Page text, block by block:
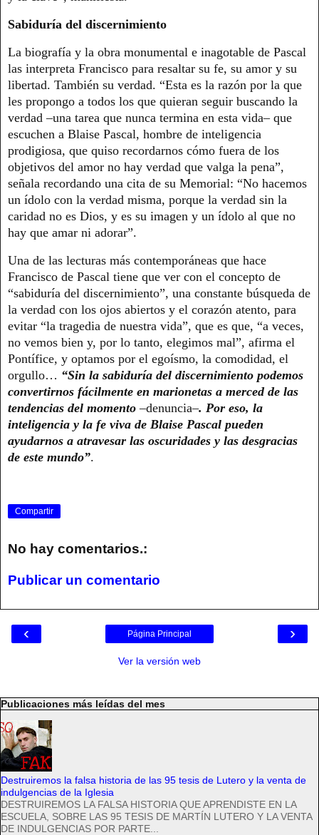
Sabiduría del discernimiento
La biografía y la obra monumental e inagotable de Pascal
las interpreta Francisco para resaltar su fe, su amor y su
libertad. También su verdad. “Esta es la razón por la que
les propongo a todos los que quieran seguir buscando la
verdad –una tarea que nunca termina en esta vida– que
escuchen a Blaise Pascal, hombre de inteligencia
prodigiosa, que quiso recordarnos cómo fuera de los
objetivos del amor no hay verdad que valga la pena”,
señala recordando una cita de su Memorial: “No hacemos
un ídolo con la verdad misma, porque la verdad sin la
caridad no es Dios, y es su imagen y un ídolo al que no
hay que amar ni adorar”.
Una de las lecturas más contemporáneas que hace
Francisco de Pascal tiene que ver con el concepto de
“sabiduría del discernimiento”, una constante búsqueda de
la verdad con los ojos abiertos y el corazón atento, para
evitar “la tragedia de nuestra vida”, que es que, “a veces,
no vemos bien y, por lo tanto, elegimos mal”, afirma el
Pontífice, y optamos por el egoísmo, la comodidad, el
orgullo… “Sin la sabiduría del discernimiento podemos
convertirnos fácilmente en marionetas a merced de las
tendencias del momento–denuncia–. Por eso, la
inteligencia y la fe viva de Blaise Pascal pueden
ayudarnos a atravesar las oscuridades y las desgracias
de este mundo”.
Compartir
No hay comentarios.:
Publicar un comentario
‹ ›
Página Principal
Ver la versión web
Publicaciones más leídas del mes
Destruiremos la falsa historia de las 95 tesis de Lutero y la venta de
indulgencias de la Iglesia
DESTRUIREMOS LA FALSA HISTORIA QUE APRENDISTE EN LA
ESCUELA, SOBRE LAS 95 TESIS DE MARTÍN LUTERO Y LA VENTA
DE INDULGENCIAS POR PARTE...